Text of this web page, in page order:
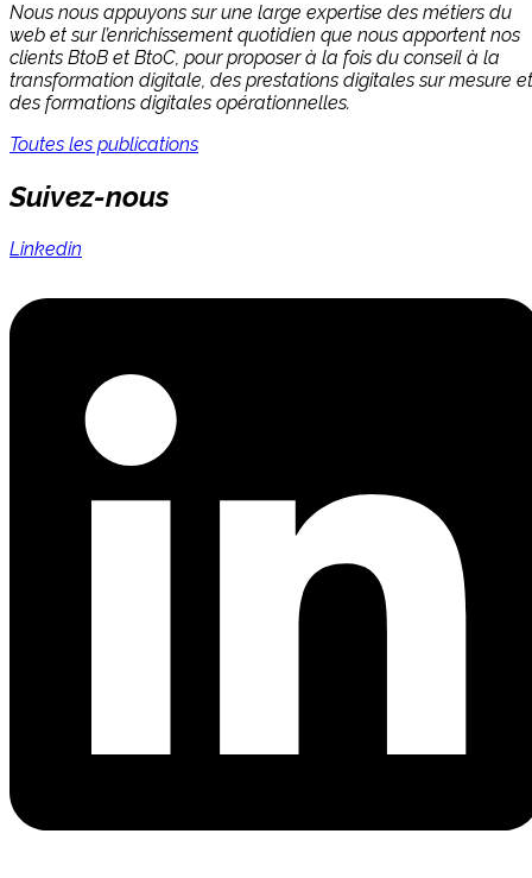
Nous nous appuyons sur une large expertise des métiers du
web et sur l’enrichissement quotidien que nous apportent nos
clients BtoB et BtoC, pour proposer à la fois du conseil à la
transformation digitale, des prestations digitales sur mesure et
des formations digitales opérationnelles.
Toutes les publications
Suivez-nous
Linkedin